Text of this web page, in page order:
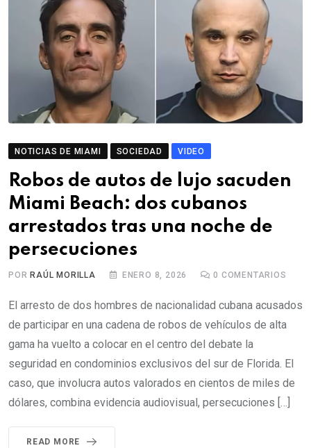
NOTICIAS DE MIAMI SOCIEDAD VIDEO
Robos de autos de lujo sacuden
Miami Beach: dos cubanos
arrestados tras una noche de
persecuciones
PORRAÚL MORILLA ENERO 8, 2026 0 COMENTARIOS
El arresto de dos hombres de nacionalidad cubana acusados
de participar en una cadena de robos de vehículos de alta
gama ha vuelto a colocar en el centro del debate la
seguridad en condominios exclusivos del sur de Florida. El
caso, que involucra autos valorados en cientos de miles de
dólares, combina evidencia audiovisual, persecuciones […]
READ MORE